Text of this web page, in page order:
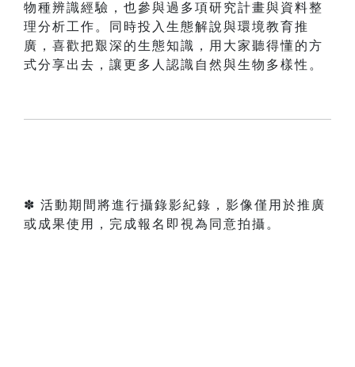
物種辨識經驗，也參與過多項研究計畫與資料整
理分析工作。同時投入生態解說與環境教育推
廣，喜歡把艱深的生態知識，用大家聽得懂的方
式分享出去，讓更多人認識自然與生物多樣性。
✽ 活動期間將進行攝錄影紀錄，影像僅用於推廣
或成果使用，完成報名即視為同意拍攝。